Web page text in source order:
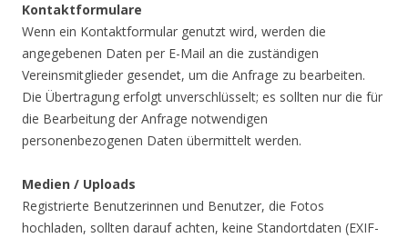
Kontaktformulare
Wenn ein Kontaktformular genutzt wird, werden die
angegebenen Daten per E-Mail an die zuständigen
Vereinsmitglieder gesendet, um die Anfrage zu bearbeiten.
Die Übertragung erfolgt unverschlüsselt; es sollten nur die für
die Bearbeitung der Anfrage notwendigen
personenbezogenen Daten übermittelt werden.
Medien / Uploads
Registrierte Benutzerinnen und Benutzer, die Fotos
hochladen, sollten darauf achten, keine Standortdaten (EXIF-